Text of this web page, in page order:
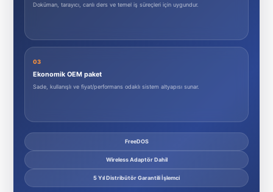
Doküman, tarayıcı, canlı ders ve temel iş süreçleri için uygundur.
03
Ekonomik OEM paket
Sade, kullanışlı ve fiyat/performans odaklı sistem altyapısı sunar.
FreeDOS
Wireless Adaptör Dahil
5 Yıl Distribütör Garantili İşlemci